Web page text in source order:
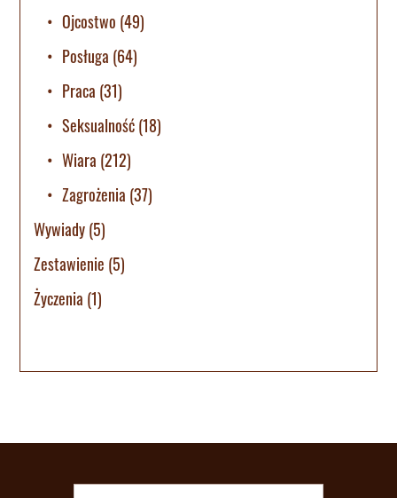
Ojcostwo (49)
Posługa (64)
Praca (31)
Seksualność(18)
Wiara (212)
Zagrożenia (37)
Wywiady(5)
Zestawienie (5)
Życzenia (1)